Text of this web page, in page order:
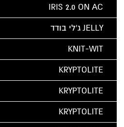
IRIS 2.0 ON AC
JELLY ג'לי בודד
KNIT-WIT
KRYPTOLITE
KRYPTOLITE
KRYPTOLITE